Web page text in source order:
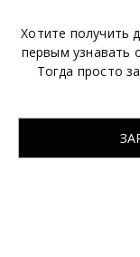
Хотите получить
первым узнавать
Тогда просто